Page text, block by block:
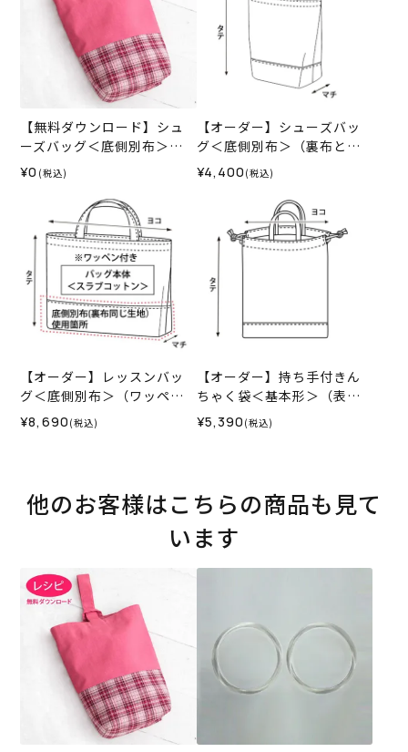
【無料ダウンロード】シュ
ーズバッグ＜底側別布＞
（レシピ）
¥0 (税込)
【オーダー】シューズバッ
グ＜底側別布＞（裏布と別
布が同じ生地）（バッグ本
体・持ち手 スラブコット
ン）＜お仕立て代＞
¥4,400 (税込)
【オーダー】レッスンバッ
グ＜底側別布＞（ワッペン
付き） （裏布と別布が同じ
生地） （バッグ本体・持ち
¥8,690 (税込)
【オーダー】持ち手付きん
ちゃく袋＜基本形＞（表布
と中袋が同じ生地）（持ち
手 共布）（バッグ底側
¥5,390 (税込)
他のお客様はこちらの商品も見て
います